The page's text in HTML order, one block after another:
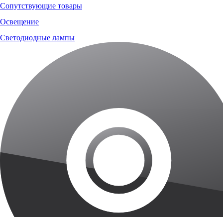
Сопутствующие товары
Освещение
Светодиодные лампы